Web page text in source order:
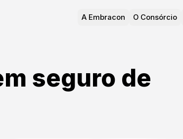
A Embracon O Consórcio
seguro de